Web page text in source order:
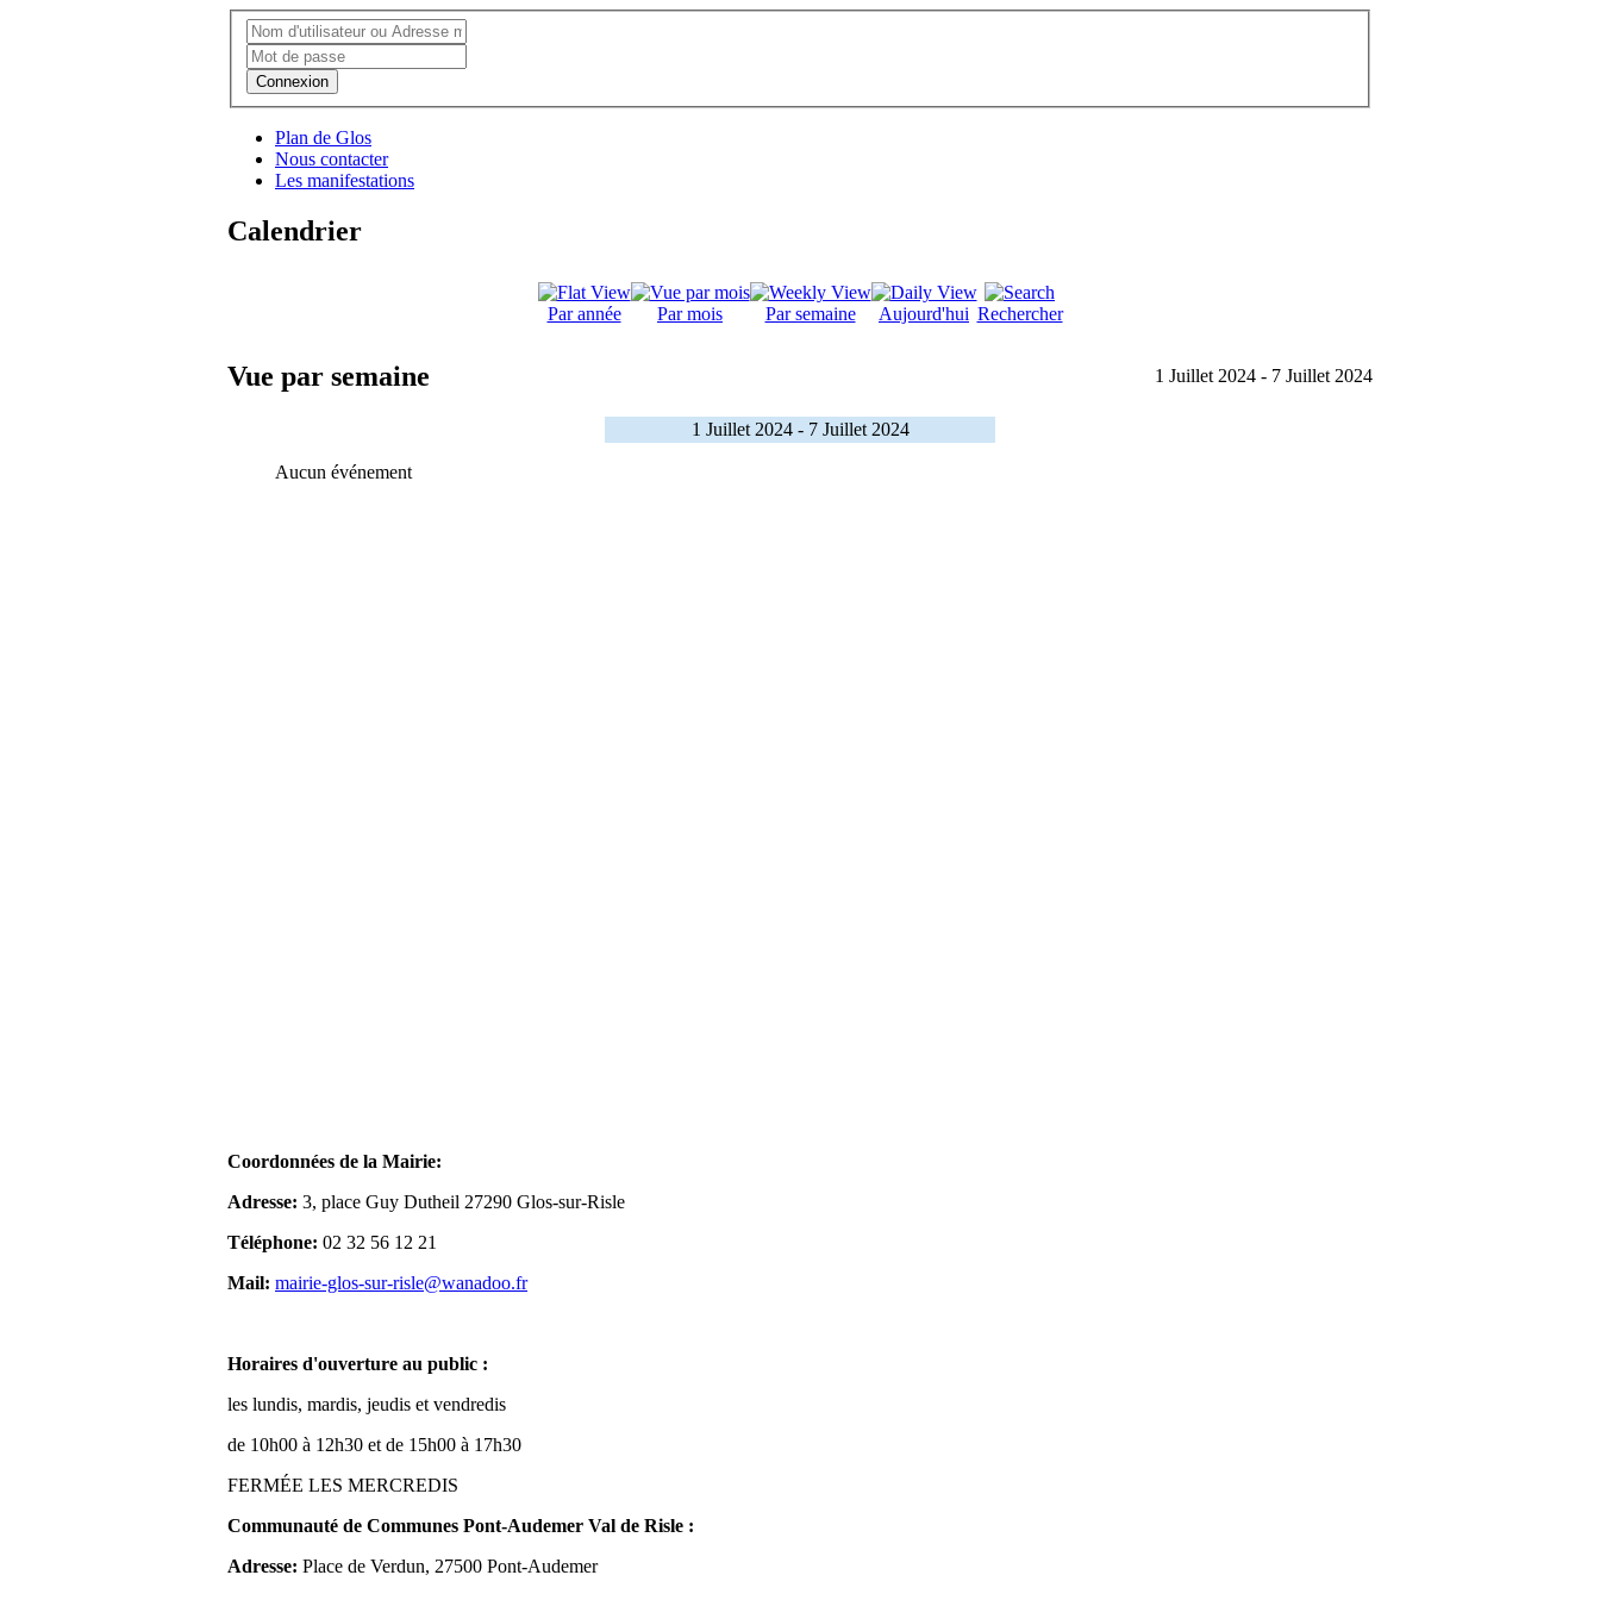
Connexion
Plan de Glos
Nous contacter
Les manifestations
Calendrier
Par année Par mois Par semaine Aujourd'hui Rechercher
Vue par semaine 1 Juillet 2024 - 7 Juillet 2024
1 Juillet 2024 - 7 Juillet 2024
Aucun événement
Coordonnées de la Mairie:
Adresse: 3, place Guy Dutheil 27290 Glos-sur-Risle
Téléphone: 02 32 56 12 21
Mail: mairie-glos-sur-risle@wanadoo.fr
Horaires d'ouverture au public :
les lundis, mardis, jeudis et vendredis
de 10h00 à 12h30 et de 15h00 à 17h30
FERMÉE LES MERCREDIS
Communauté de Communes Pont-Audemer Val de Risle :
Adresse: Place de Verdun, 27500 Pont-Audemer